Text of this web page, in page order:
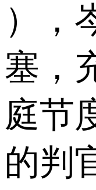
），
塞，
庭节
的判